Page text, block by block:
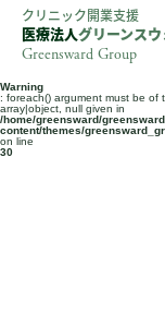
クリニック開業支援
医療法人グリーンス
Greensward Group
Warning
: foreach() argument must be of
array|object, null given in
/home/greensward/
content/themes/
on line
30